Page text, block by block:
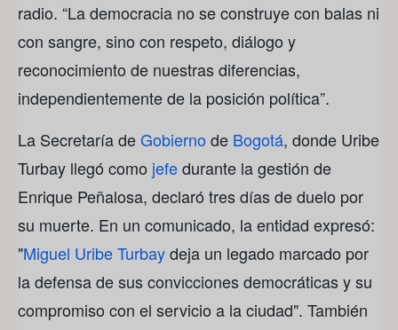
radio. “La democracia no se construye con balas ni
con sangre, sino con respeto, diálogo y
reconocimiento de nuestras diferencias,
independientemente de la posición política”.
La Secretaría deGobierno de Bogotá, donde Uribe
Turbay llegó como jefedurante la gestión de
Enrique Peñalosa, declaró tres días de duelo por
su muerte. En un comunicado, la entidad expresó:
"Miguel Uribe Turbaydeja un legado marcado por
la defensa de sus convicciones democráticas y su
compromiso con el servicio a la ciudad". También